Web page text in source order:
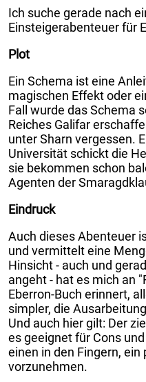
Ich suche gerade nach
Einsteigerabenteuer für
Plot
Ein Schema ist eine
magischen Effekt oder
Fall wurde das Schema
Reiches Galifar
unter Sharn vergessen.
Universität schickt die
sie bekommen schon
Agenten der
Eindruck
Auch dieses Abenteuer
und vermittelt eine
Hinsicht - auch und
angeht - hat es mich an
Eberron-Buch erinnert,
simpler, die
Und auch hier gilt: Der
es geeignet für Cons
einen in den Fingern, ein
vorzunehmen.